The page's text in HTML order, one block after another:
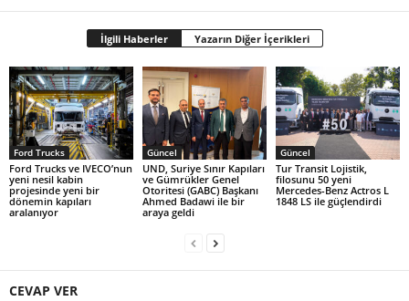
İlgili Haberler Yazarın Diğer İçerikleri
Ford Trucks
Ford Trucks ve IVECO’nun
yeni nesil kabin
projesinde yeni bir
dönemin kapıları
aralanıyor
Güncel
UND, Suriye Sınır Kapıları
ve Gümrükler Genel
Otoritesi (GABC) Başkanı
Ahmed Badawi ile bir
araya geldi
Güncel
Tur Transit Lojistik,
filosunu 50 yeni
Mercedes-Benz Actros L
1848 LS ile güçlendirdi
CEVAP VER